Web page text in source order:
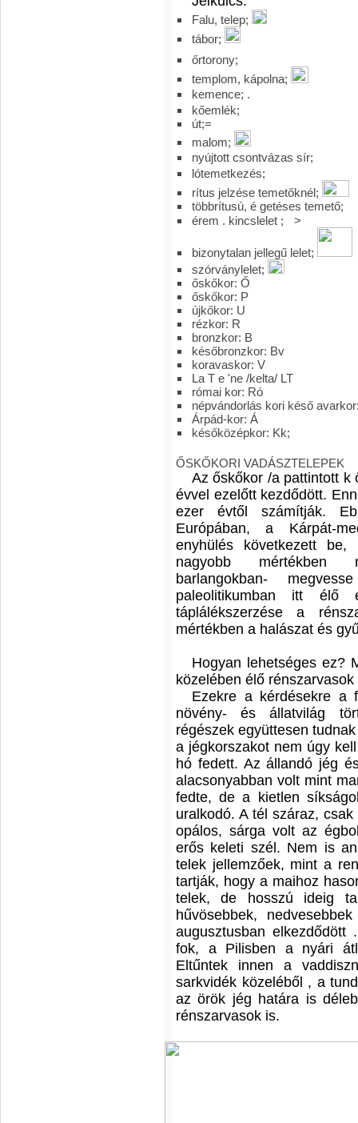
Falu, telep;
tábor;
őrtorony;
templom, kápolna;
kemence; .
kőemlék;
út;=
malom;
nyújtott csontvázas sír;
lótemetkezés;
rítus jelzése temetőknél;
többrítusú, é getéses temető;
érem . kincslelet ;
>
bizonytalan jellegű lelet;
szórványlelet;
őskőkor: Ő
őskőkor: P
újkőkor: U
rézkor: R
bronzkor: B
későbronzkor: Bv
koravaskor: V
La T e 'ne /kelta/ LT
római kor: Ró
népvándorlás kori késő
Árpád-kor: Á
későközépkor: Kk;
ŐSKŐKORI VADÁSZTELEPEK
Az őskőkor /a pattintott k
évvel ezelőtt kezdődött.
ezer évtől számítják.
Európában, a Kárpát-
enyhülés következett
nagyobb mértékben
barlangokban-
paleolitikumban itt élő
táplálékszerzése a
mértékben a halászat és
Hogyan lehetséges ez?
közelében élő
Ezekre a kérdésekre a
növény- és állatvilág
régészek együttesen
a jégkorszakot nem úgy
hó fedett. Az állandó jég
alacsonyabban volt mint
fedte, de a kietlen
uralkodó. A tél száraz,
opálos, sárga volt az
erős keleti szél. Nem is
telek jellemzőek, mint a
tartják, hogy a maihoz
telek, de hosszú ideig
hűvösebbek,
augusztusban
fok, a Pilisben a nyári
Eltűntek innen a
sarkvidék közeléből , a
az örök jég határa is
rénszarvasok is.